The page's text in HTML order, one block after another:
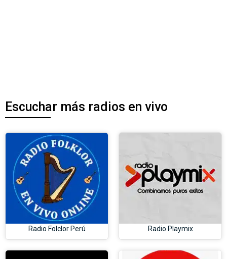
Escuchar más radios en vivo
Radio Folclor Perú Radio Playmix